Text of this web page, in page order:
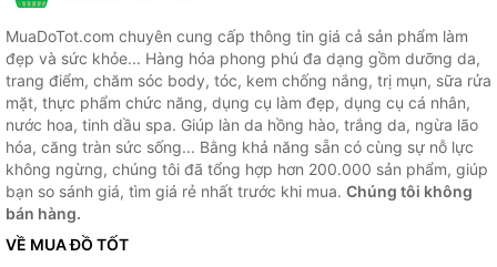
MuaDoTot.com chuyên cung cấp thông tin giá cả sản phẩm làm
đẹp và sức khỏe... Hàng hóa phong phú đa dạng gồm dưỡng da,
trang điểm, chăm sóc body, tóc, kem chống nắng, trị mụn, sữa rửa
mặt, thực phẩm chức năng, dụng cụ làm đẹp, dụng cụ cá nhân,
nước hoa, tinh dầu spa. Giúp làn da hồng hào, trắng da, ngừa lão
hóa, căng tràn sức sống... Bằng khả năng sẵn có cùng sự nỗ lực
không ngừng, chúng tôi đã tổng hợp hơn 200.000 sản phẩm, giúp
bạn so sánh giá, tìm giá rẻ nhất trước khi mua. Chúng tôi không
bán hàng.
VỀ MUA ĐỒ TỐT